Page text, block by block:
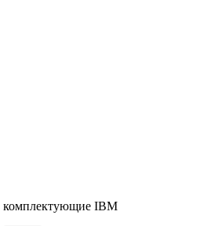
комплектующие IBM